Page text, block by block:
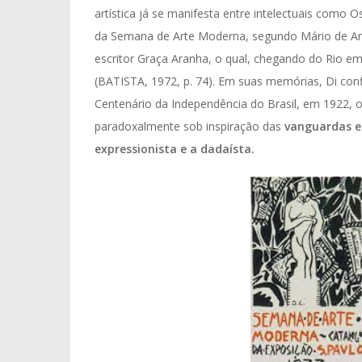
artística já se manifesta entre intelectuais como
da Semana de Arte Moderna, segundo Mário de
escritor Graça Aranha, o qual, chegando do Rio
(BATISTA, 1972, p. 74). Em suas memórias, Di
Centenário da Independência do Brasil, em
paradoxalmente sob inspiração das vanguardas
expressionista e a dadaísta.